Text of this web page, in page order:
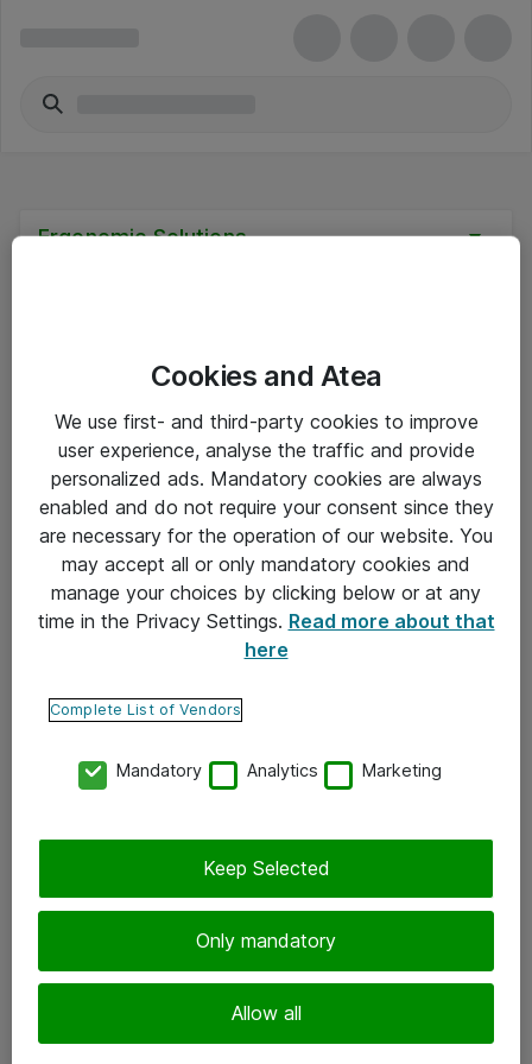
Ergonomic Solutions
Hinnat eivät sisällä arvonlisäveroa
eShop Info
Takuu- ja huolto-ohjeet
Yleiset toimitusehdot
Yhteystiedot
Ota yhteyttä
Cookies and Atea
We use first- and third-party cookies to improve
user experience, analyse the traffic and provide
personalized ads. Mandatory cookies are always
enabled and do not require your consent since they
are necessary for the operation of our website. You
may accept all or only mandatory cookies and
manage your choices by clicking below or at any
time in the Privacy Settings. Read more about that
here
Complete List of Vendors
Mandatory Analytics Marketing
Only mandatory
Allow all
Keep Selected